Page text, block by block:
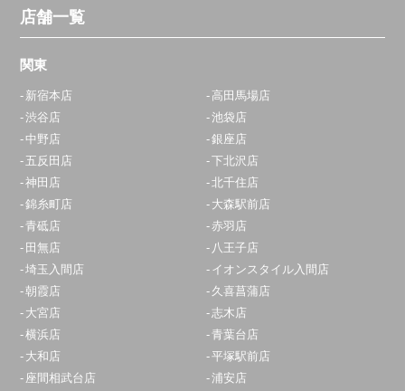
店舗一覧
関東
新宿本店
高田馬場店
渋谷店
池袋店
中野店
銀座店
五反田店
下北沢店
神田店
北千住店
錦糸町店
大森駅前店
青砥店
赤羽店
田無店
八王子店
埼玉入間店
イオンスタイル入間店
朝霞店
久喜菖蒲店
大宮店
志木店
横浜店
青葉台店
大和店
平塚駅前店
座間相武台店
浦安店